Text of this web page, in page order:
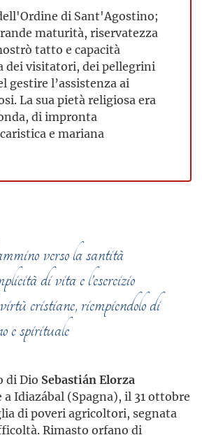
di Sant'Agostino;
maturità, riservatezza
tatto e capacità
dei visitatori, dei pellegrini
gestire l’assistenza ai
La sua pietà religiosa era
di impronta
e mariana
verso la santità
di vita e l’esercizio
cristiane, riempiendolo di
e spirituale
di Dio Sebastián Elorza
a Idiazábal (Spagna), il 31 ottobre
di poveri agricoltori, segnata
Rimasto orfano di